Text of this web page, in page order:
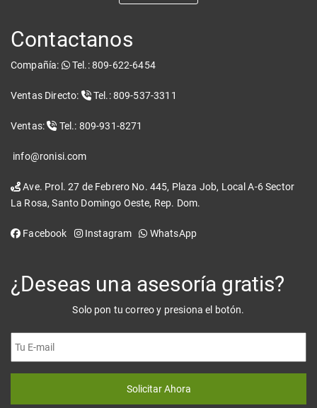
Contactanos
Compañía: Tel.: 809-622-6454
Ventas Directo: Tel.: 809-537-3311
Ventas: Tel.: 809-931-8271
info@ronisi.com
Ave. Prol. 27 de Febrero No. 445, Plaza Job, Local A-6 Sector
La Rosa, Santo Domingo Oeste, Rep. Dom.
Facebook Instagram WhatsApp
¿Deseas una asesoría gratis?
Solo pon tu correo y presiona el botón.